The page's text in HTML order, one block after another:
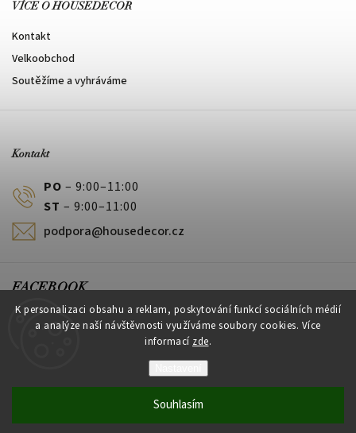
K personalizaci obsahu a reklam, poskytování funkcí sociálních médií
a analýze naší návštěvnosti využíváme soubory cookies. Více
informací zde.
Souhlasím
VÍCE O HOUSEDECOR
Kontakt
Velkoobchod
Soutěžíme a vyhráváme
Kontakt
PO – 9:00–11:00
ST – 9:00–11:00
podpora@housedecor.cz
FACEBOOK